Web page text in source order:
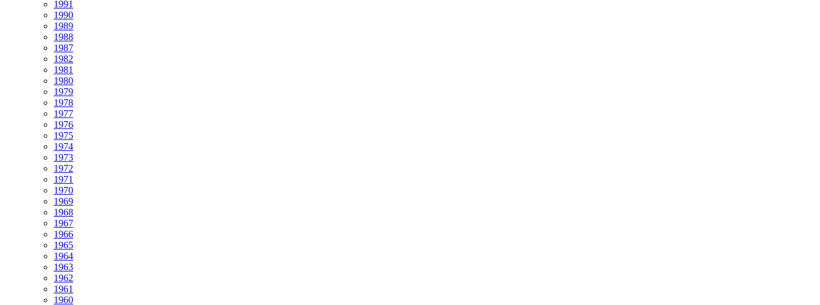
1991
1990
1989
1988
1987
1982
1981
1980
1979
1978
1977
1976
1975
1974
1973
1972
1971
1970
1969
1968
1967
1966
1965
1964
1963
1962
1961
1960